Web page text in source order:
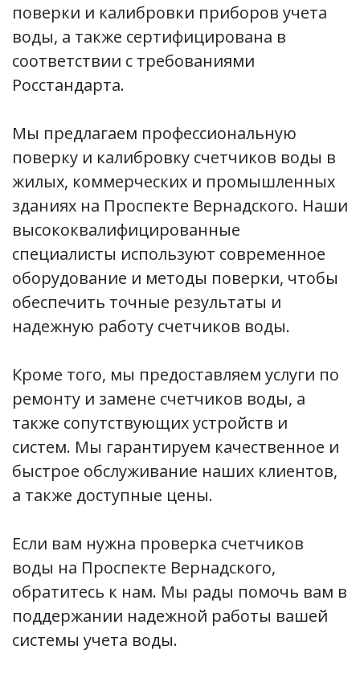
поверки и калибровки приборов учета
воды, а также сертифицирована в
соответствии с требованиями
Росстандарта.
Мы предлагаем профессиональную
поверку и калибровку счетчиков воды в
жилых, коммерческих и промышленных
зданиях на Проспекте Вернадского. Наши
высококвалифицированные
специалисты используют современное
оборудование и методы поверки, чтобы
обеспечить точные результаты и
надежную работу счетчиков воды.
Кроме того, мы предоставляем услуги по
ремонту и замене счетчиков воды, а
также сопутствующих устройств и
систем. Мы гарантируем качественное и
быстрое обслуживание наших клиентов,
а также доступные цены.
Если вам нужна проверка счетчиков
воды на Проспекте Вернадского,
обратитесь к нам. Мы рады помочь вам в
поддержании надежной работы вашей
системы учета воды.